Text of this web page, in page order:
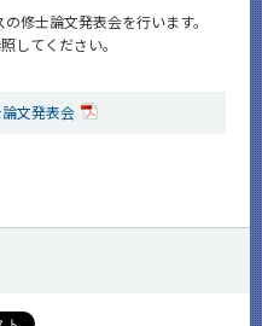
修士論文発表会を行います。
してください。
文発表会